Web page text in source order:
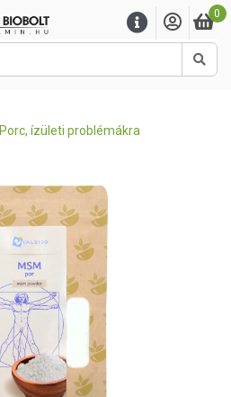
0
Porc, ízületi problémákra